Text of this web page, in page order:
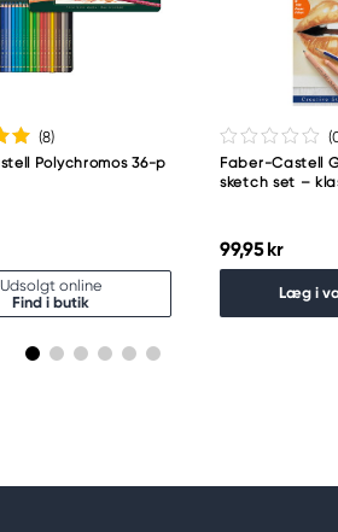
(8)
Polychromos 36-p
Udsolgt online
Find i butik
Faber-Castell
sketch set –
99,95 kr
Læg i